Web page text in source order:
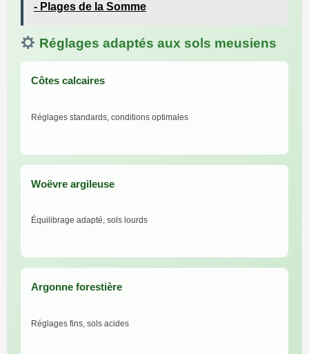
- Plages de la Somme
Réglages adaptés aux sols meusiens
Côtes calcaires
Réglages standards, conditions optimales
Woëvre argileuse
Équilibrage adapté, sols lourds
Argonne forestière
Réglages fins, sols acides